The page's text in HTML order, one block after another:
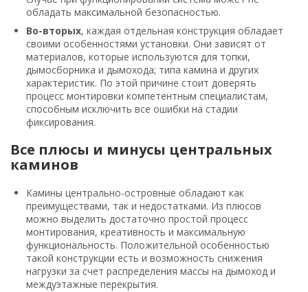
обладать максимальной безопасностью.
Во-вторых, каждая отдельная конструкция обладает
своими особенностями установки. Они зависят от
материалов, которые используются для топки,
дымосборника и дымохода; типа камина и других
характеристик. По этой причине стоит доверять
процесс монтировки компетентным специалистам,
способным исключить все ошибки на стадии
фиксирования.
Все плюсы и минусы центральных
каминов
Камины центрально-островные обладают как
преимуществами, так и недостатками. Из плюсов
можно выделить достаточно простой процесс
монтирования, креативность и максимальную
функциональность. Положительной особенностью
такой конструкции есть и возможность снижения
нагрузки за счет распределения массы на дымоход и
междуэтажные перекрытия.